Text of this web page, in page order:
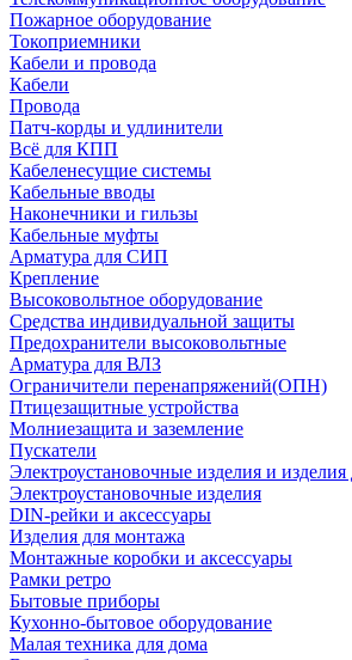
Пожарное оборудование
Токоприемники
Кабели и провода
Кабели
Провода
Патч-корды и удлинители
Всё для КПП
Кабеленесущие системы
Кабельные вводы
Наконечники и гильзы
Кабельные муфты
Арматура для СИП
Крепление
Высоковольтное оборудование
Средства индивидуальной защиты
Предохранители высоковольтные
Арматура для ВЛЗ
Ограничители перенапряжений(ОПН)
Птицезащитные устройства
Молниезащита и заземление
Пускатели
Электроустановочные изделия и
Электроустановочные изделия
DIN-рейки и аксессуары
Изделия для монтажа
Монтажные коробки и аксессуары
Рамки ретро
Бытовые приборы
Кухонно-бытовое оборудование
Малая техника для дома